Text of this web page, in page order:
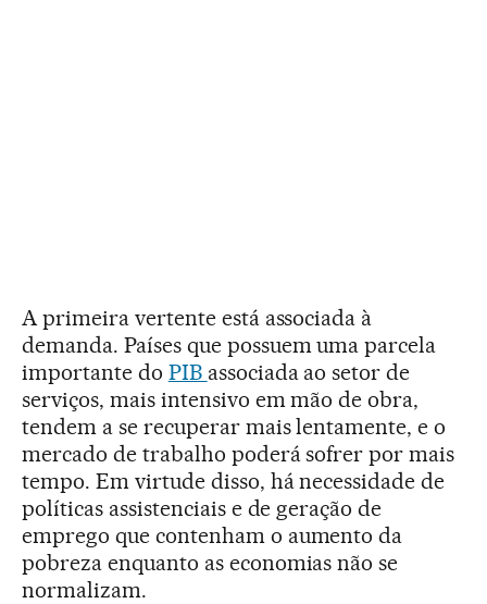
A primeira vertente está associada à
demanda. Países que possuem uma parcela
importante do PIB associada ao setor de
serviços, mais intensivo em mão de obra,
tendem a se recuperar mais lentamente, e o
mercado de trabalho poderá sofrer por mais
tempo. Em virtude disso, há necessidade de
políticas assistenciais e de geração de
emprego que contenham o aumento da
pobreza enquanto as economias não se
normalizam.